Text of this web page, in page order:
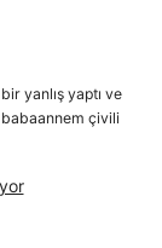
yanlış yaptı ve
babaannem çivili